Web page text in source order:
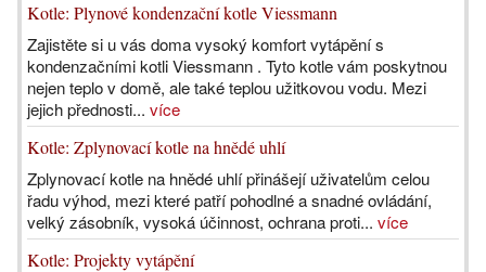
Kotle: Plynové kondenzační kotle Viessmann
Zajistěte si u vás doma vysoký komfort vytápění s
kondenzačními kotli Viessmann . Tyto kotle vám poskytnou
nejen teplo v domě, ale také teplou užitkovou vodu. Mezi
jejich přednosti... více
Kotle: Zplynovací kotle na hnědé uhlí
Zplynovací kotle na hnědé uhlí přinášejí uživatelům celou
řadu výhod, mezi které patří pohodlné a snadné ovládání,
velký zásobník, vysoká účinnost, ochrana proti... více
Kotle: Projekty vytápění